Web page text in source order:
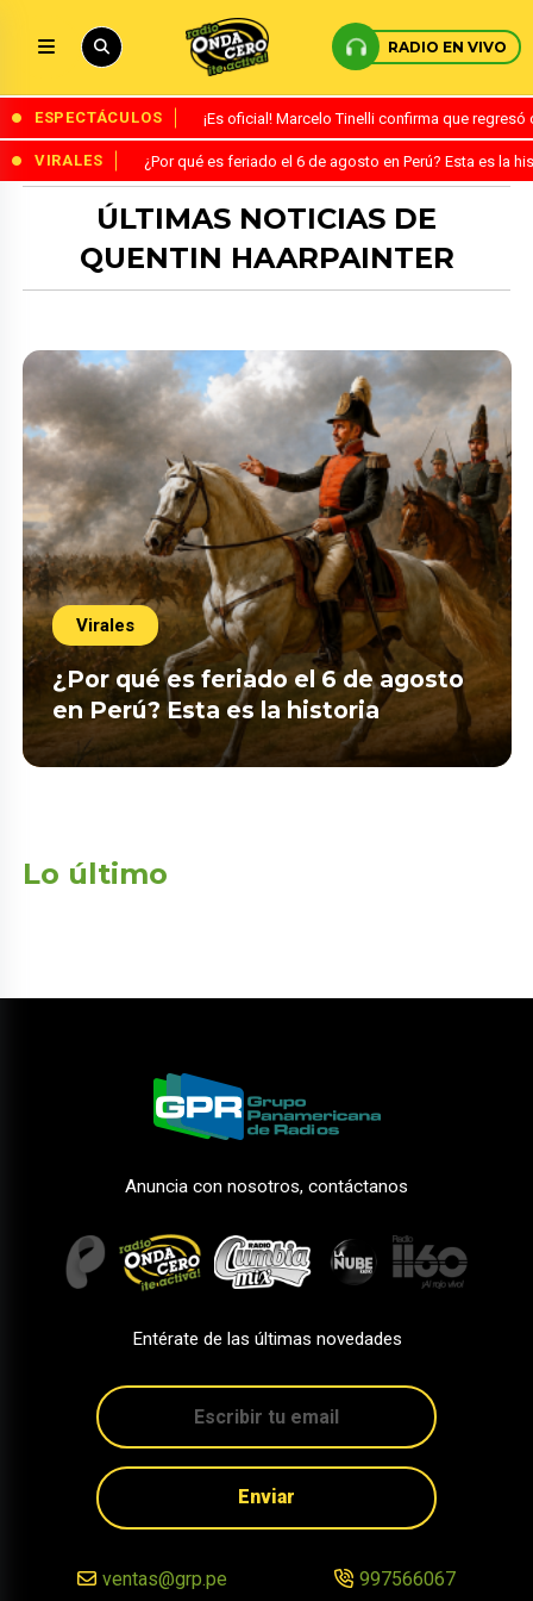
RADIO EN VIVO
ESPECTÁCULOS ¡Es oficial! Marcelo Tinelli confirma que
VIRALES ¿Por qué es feriado el 6 de agosto en Perú? Esta es la
ÚLTIMAS NOTICIAS DE
QUENTIN HAARPAINTER
Virales
¿Por qué es feriado el 6 de agosto
en Perú? Esta es la historia
Lo último
Anuncia con nosotros, contáctanos
Entérate de las últimas novedades
Enviar
ventas@grp.pe 997566067